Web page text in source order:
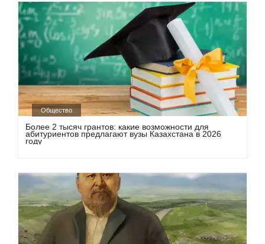
Общество
Более 2 тысяч грантов: какие возможности для
абитуриентов предлагают вузы Казахстана в 2026
году